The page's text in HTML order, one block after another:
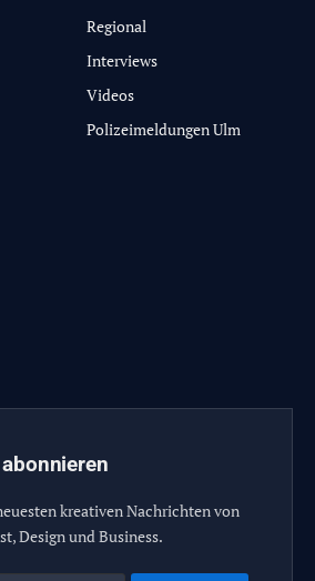
Regional
Interviews
Videos
Polizeimeldungen Ulm
kreativen Nachrichten von
Design und Business.